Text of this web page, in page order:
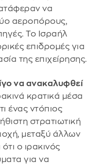
να
αεροπόρους,
Το Ισραήλ
επιδρομές για
της επιχείρησης.
να ανακαλυφθεί
κρατικά μέσα
ένας ντόπιος
στρατιωτική
μεταξύ άλλων
ο ιρακινός
για να